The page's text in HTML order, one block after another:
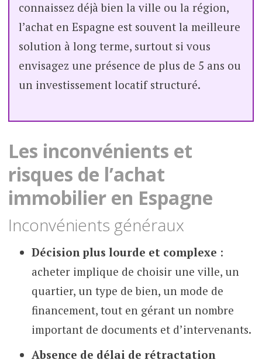
connaissez déjà bien la ville ou la région,
l’achat en Espagne est souvent la meilleure
solution à long terme, surtout si vous
envisagez une présence de plus de 5 ans ou
un investissement locatif structuré.
Les inconvénients et
risques de l’achat
immobilier en Espagne
Inconvénients généraux
Décision plus lourde et complexe :
acheter implique de choisir une ville, un
quartier, un type de bien, un mode de
financement, tout en gérant un nombre
important de documents et d’intervenants.
Absence de délai de rétractation